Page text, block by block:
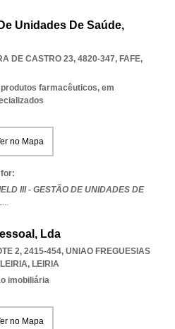
Unidades De Saúde,
DE CASTRO 23, 4820-347, FAFE,
farmacêuticos, em
no Mapa
III - GESTÃO DE UNIDADES DE
...
Lda
2, 2415-454, UNIAO FREGUESIAS
, LEIRIA
imobiliária
no Mapa